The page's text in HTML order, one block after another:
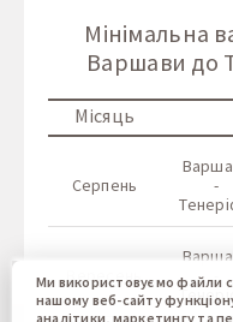
Мінімальна
Варшави до
Місяць
Серпень
-
Ми використовуємо файли
нашому веб-сайту
аналітики, маркетингу та